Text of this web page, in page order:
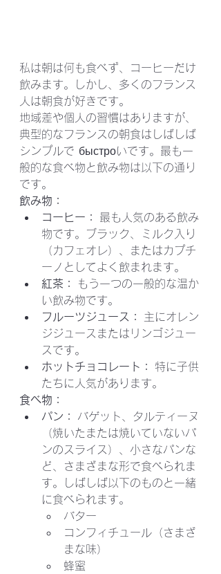
私は朝は何も食べず、コーヒーだけ
飲みます。しかし、多くのフランス
人は朝食が好きです。
地域差や個人の習慣はありますが、
典型的なフランスの朝食はしばしば
シンプルで быстроいです。最も一
般的な食べ物と飲み物は以下の通り
です。
飲み物：
コーヒー：
最も人気のある飲み
物です。ブラック、ミルク入り
（カフェオレ）、またはカプチ
ーノとしてよく飲まれます。
紅茶：
もう一つの一般的な温か
い飲み物です。
フルーツジュース：
主にオレン
ジジュースまたはリンゴジュー
スです。
ホットチョコレート：
特に子供
たちに人気があります。
食べ物：
パン：
バゲット、タルティーヌ
（焼いたまたは焼いていないパ
ンのスライス）、小さなパンな
ど、さまざまな形で食べられま
す。しばしば以下のものと一緒
に食べられます。
バター
コンフィチュール（さまざ
まな味）
蜂蜜